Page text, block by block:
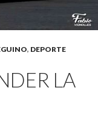
, DEPORTE
LA